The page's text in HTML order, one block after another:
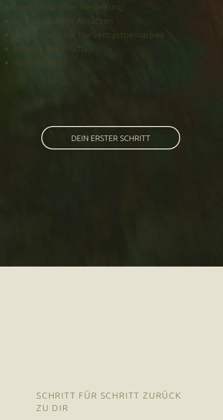
psychologischer Begleitung
pädagogischen Ansätzen
traumasensible Nervensysthemarbeit
Inuitive Innen-Schau
Spiritualität
DEIN ERSTER SCHRITT
SCHRITT FÜR SCHRITT ZURÜCK
ZU DIR